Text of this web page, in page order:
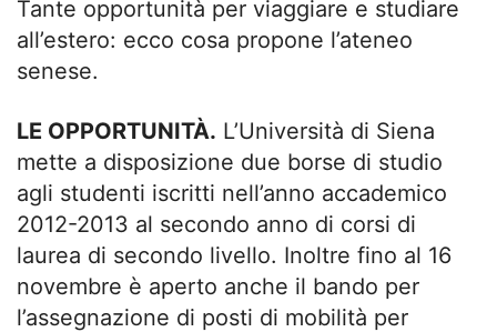
Tante opportunità per viaggiare e studiare
all’estero: ecco cosa propone l’ateneo
senese.
LE OPPORTUNITÀ. L’Università di Siena
mette a disposizione due borse di studio
agli studenti iscritti nell’anno accademico
2012-2013 al secondo anno di corsi di
laurea di secondo livello. Inoltre fino al 16
novembre è aperto anche il bando per
l’assegnazione di posti di mobilità per